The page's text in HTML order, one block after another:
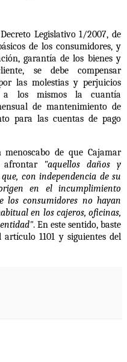
Legislativo 1/2007, de
de los consumidores, y
garantía de los bienes y
se debe compensar
las molestias y perjuicios
a los mismos la cuantía
de mantenimiento de
para las cuentas de pago
de que Cajamar
"aquellos daños y
con independencia de su
en el incumplimiento
los consumidores no hayan
en los cajeros, oficinas,
. En este sentido, baste
1101 y siguientes del